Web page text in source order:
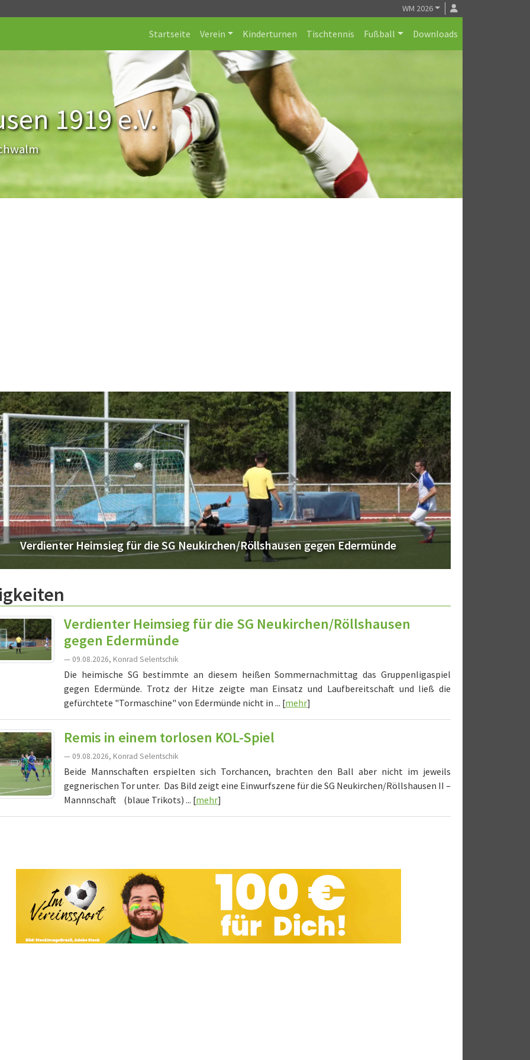
WM 2026
Startseite Verein Kinderturnen Tischtennis Fußball Downloads
1919 e.V.
Verdienter Heimsieg für die SG Neukirchen/Röllshausen gegen Edermünde
Verdienter Heimsieg für die SG Neukirchen/Röllshausen
gegen Edermünde
— 09.08.2026, Konrad Selentschik
Die heimische SG bestimmte an diesem heißen Sommernachmittag das Gruppenligaspiel
gegen Edermünde. Trotz der Hitze zeigte man Einsatz und Laufbereitschaft und ließ die
gefürchtete "Tormaschine" von Edermünde nicht in ... [mehr]
Remis in einem torlosen KOL-Spiel
— 09.08.2026, Konrad Selentschik
Beide Mannschaften erspielten sich Torchancen, brachten den Ball aber nicht im jeweils
gegnerischen Tor unter. Das Bild zeigt eine Einwurfszene für die SG Neukirchen/Röllshausen II –
Mannnschaft (blaue Trikots) ... [mehr]